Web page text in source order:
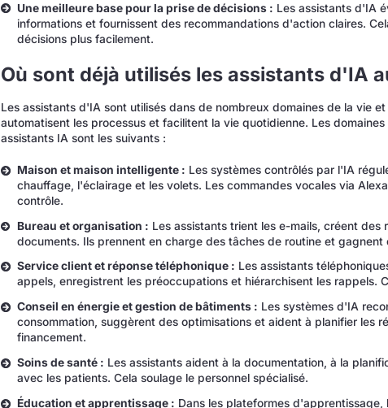
Une meilleure base pour la prise de décisions : Les assistants d'IA
informations et fournissent des recommandations d'action claires.
décisions plus facilement.
Où sont déjà utilisés les assistants d'IA
Les assistants d'IA sont utilisés dans de nombreux domaines de la vie
automatisent les processus et facilitent la vie quotidienne. Les
assistants IA sont les suivants :
Maison et maison intelligente : Les systèmes contrôlés par l'IA
chauffage, l'éclairage et les volets. Les commandes vocales via
contrôle.
Bureau et organisation : Les assistants trient les e-mails, créent des
documents. Ils prennent en charge des tâches de routine et gagnent
Service client et réponse téléphonique : Les assistants
appels, enregistrent les préoccupations et hiérarchisent les rappels.
Conseil en énergie et gestion de bâtiments : Les systèmes d'IA
consommation, suggèrent des optimisations et aident à planifier les
financement.
Soins de santé : Les assistants aident à la documentation, à la
avec les patients. Cela soulage le personnel spécialisé.
Éducation et apprentissage : Dans les plateformes